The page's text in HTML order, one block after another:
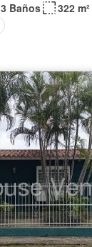
3 Baños
322 m²